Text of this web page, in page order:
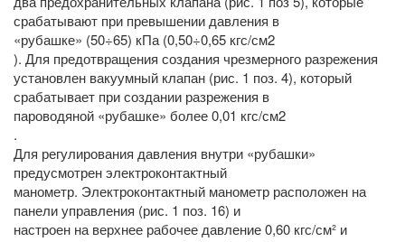
срабатывают при превышении давления в
«рубашке» (50÷65) кПа (0,50÷0,65 кгс/см2
). Для предотвращения создания чрезмерного разрежения
установлен вакуумный клапан (рис. 1 поз. 4), который
срабатывает при создании разрежения в
пароводяной «рубашке» более 0,01 кгс/см2
.
Для регулирования давления внутри «рубашки»
предусмотрен электроконтактный
манометр. Электроконтактный манометр расположен на
панели управления (рис. 1 поз. 16) и
настроен на верхнее рабочее давление 0,60 кгс/см² и